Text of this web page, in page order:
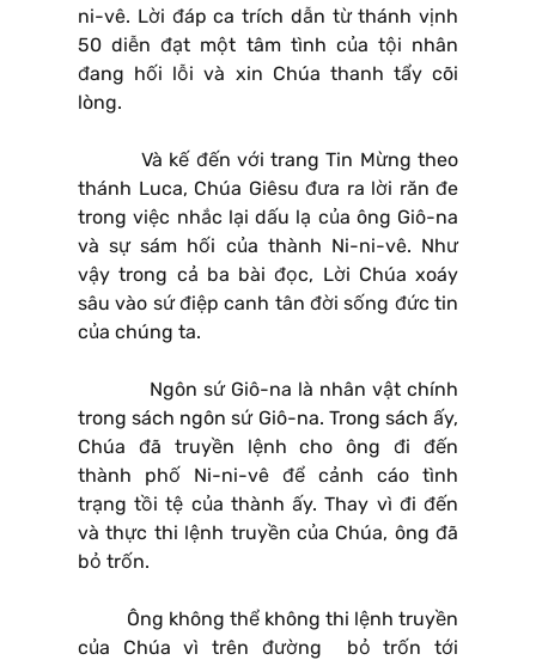
ni-vê. Lời đáp ca trích dẫn từ thánh vịnh
50 diễn đạt một tâm tình của tội nhân
đang hối lỗi và xin Chúa thanh tẩy cõi
lòng.
Và kế đến với trang Tin Mừng theo
thánh Luca, Chúa Giêsu đưa ra lời răn đe
trong việc nhắc lại dấu lạ của ông Giô-na
và sự sám hối của thành Ni-ni-vê. Như
vậy trong cả ba bài đọc, Lời Chúa xoáy
sâu vào sứ điệp canh tân đời sống đức tin
của chúng ta.
Ngôn sứ Giô-na là nhân vật chính
trong sách ngôn sứ Giô-na. Trong sách ấy,
Chúa đã truyền lệnh cho ông đi đến
thành phố Ni-ni-vê để cảnh cáo tình
trạng tồi tệ của thành ấy. Thay vì đi đến
và thực thi lệnh truyền của Chúa, ông đã
bỏ trốn.
Ông không thể không thi lệnh truyền
của Chúa vì trên đường bỏ trốn tới